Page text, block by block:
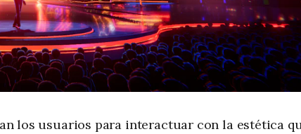
los usuarios para interactuar con la estética